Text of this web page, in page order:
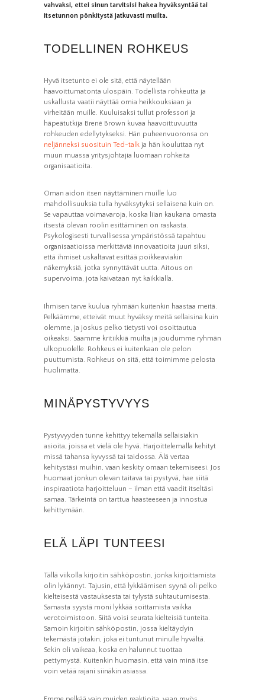
vahvaksi, ettei sinun tarvitsisi hakea hyväksyntää tai
itsetunnon pönkitystä jatkuvasti muilta.
TODELLINEN ROHKEUS
Hyvä itsetunto ei ole sitä, että näytellään
haavoittumatonta ulospäin. Todellista rohkeutta ja
uskallusta vaatii näyttää omia heikkouksiaan ja
virheitään muille. Kuuluisaksi tullut professori ja
häpeätutkija Brené Brown kuvaa haavoittuvuutta
rohkeuden edellytykseksi. Hän puheenvuoronsa on
neljänneksi suosituin Ted-talk ja hän kouluttaa nyt
muun muassa yritysjohtajia luomaan rohkeita
organisaatioita.
Oman aidon itsen näyttäminen muille luo
mahdollisuuksia tulla hyväksytyksi sellaisena kuin on.
Se vapauttaa voimavaroja, koska liian kaukana omasta
itsestä olevan roolin esittäminen on raskasta.
Psykologisesti turvallisessa ympäristössä tapahtuu
organisaatioissa merkittäviä innovaatioita juuri siksi,
että ihmiset uskaltavat esittää poikkeaviakin
näkemyksiä, jotka synnyttävät uutta. Aitous on
supervoima, jota kaivataan nyt kaikkialla.
Ihmisen tarve kuulua ryhmään kuitenkin haastaa meitä.
Pelkäämme, etteivät muut hyväksy meitä sellaisina kuin
olemme, ja joskus pelko tietysti voi osoittautua
oikeaksi. Saamme kritiikkiä muilta ja joudumme ryhmän
ulkopuolelle. Rohkeus ei kuitenkaan ole pelon
puuttumista. Rohkeus on sitä, että toimimme pelosta
huolimatta.
MINÄPYSTYVYYS
Pystyvyyden tunne kehittyy tekemällä sellaisiakin
asioita, joissa et vielä ole hyvä. Harjoittelemalla kehityt
missä tahansa kyvyssä tai taidossa. Älä vertaa
kehitystäsi muihin, vaan keskity omaan tekemiseesi. Jos
huomaat jonkun olevan taitava tai pystyvä, hae siitä
inspiraatiota harjoitteluun – ilman että vaadit itseltäsi
samaa. Tärkeintä on tarttua haasteeseen ja innostua
kehittymään.
ELÄ LÄPI TUNTEESI
Tällä viikolla kirjoitin sähköpostin, jonka kirjoittamista
olin lykännyt. Tajusin, että lykkäämisen syynä oli pelko
kielteisestä vastauksesta tai tylystä suhtautumisesta.
Samasta syystä moni lykkää soittamista vaikka
verotoimistoon. Siitä voisi seurata kielteisiä tunteita.
Samoin kirjoitin sähköpostin, jossa kieltäydyin
tekemästä jotakin, joka ei tuntunut minulle hyvältä.
Sekin oli vaikeaa, koska en halunnut tuottaa
pettymystä. Kuitenkin huomasin, että vain minä itse
voin vetää rajani siinäkin asiassa.
Välttämättömät
Nämä evästeet
valinnaisia. Niitä
tarvitaan, jotta